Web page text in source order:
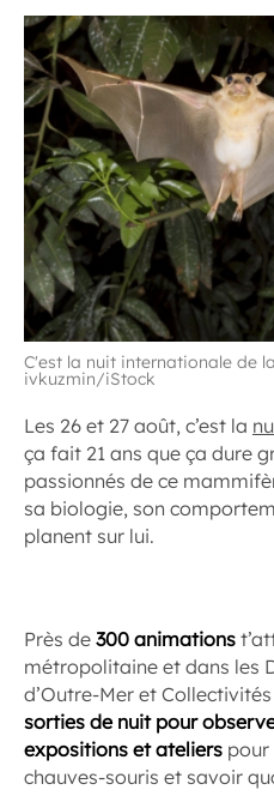
C'est la nuit internationale de
ivkuzmin/iStock
Les 26 et 27 août, c’est la
ça fait 21 ans que ça dure
passionnés de ce
sa biologie, son
planent sur lui.
Près de 300 animations
métropolitaine et dans les
d’Outre-Mer et
sorties de nuit pour
expositions et ateliers pour
chauves-souris et savoir